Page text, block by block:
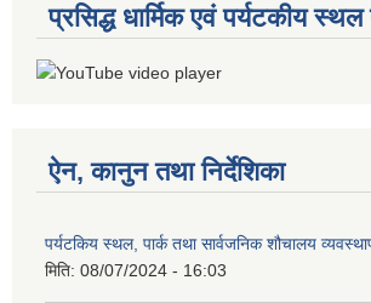
प्रसिद्ध धार्मिक एवं पर्यटकीय स्थल
ऐन, कानुन तथा निर्देशिका
पर्यटकिय स्थल, पार्क तथा सार्वजनिक शौचालय
मिति: 08/07/2024 - 16:03